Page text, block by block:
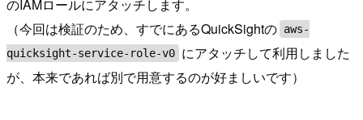
のIAMロールにアタッチします。
（今回は検証のため、すでにあるQuickSightの aws-
quicksight-service-role-v0 にアタッチして利用しました
が、本来であれば別で用意するのが好ましいです）